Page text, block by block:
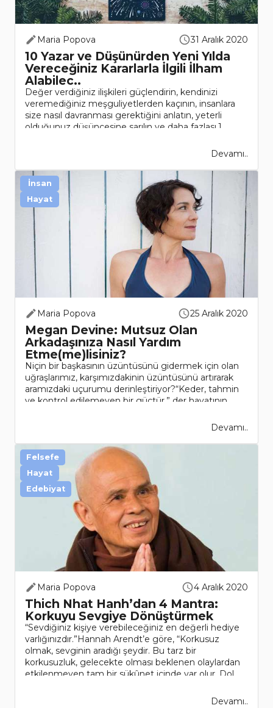
Maria Popova 31 Aralık 2020
10 Yazar ve Düşünürden Yeni Yılda
Vereceğiniz Kararlarla İlgili İlham
Alabilec..
Değer verdiğiniz ilişkileri güçlendirin, kendinizi
veremediğiniz meşguliyetlerden kaçının, insanlara
size nasıl davranması gerektiğini anlatın, yeterli
olduğunuz düşüncesine sarılın ve daha fazlası.1
Devamı..
Maria Popova 25 Aralık 2020
Megan Devine: Mutsuz Olan
Arkadaşınıza Nasıl Yardım
Etme(me)lisiniz?
Niçin bir başkasının üzüntüsünü gidermek için olan
uğraşlarımız, karşımızdakinin üzüntüsünü artırarak
aramızdaki uçurumu derinleştiriyor?“Keder, tahmin
ve kontrol edilemeyen bir güçtür,” der hayatının
Devamı..
İnsan
Hayat
Maria Popova 4 Aralık 2020
Thich Nhat Hanh’dan 4 Mantra:
Korkuyu Sevgiye Dönüştürmek
“Sevdiğiniz kişiye verebileceğiniz en değerli hediye
varlığınızdır.”Hannah Arendt’e göre, “Korkusuz
olmak, sevginin aradığı şeydir. Bu tarz bir
korkusuzluk, gelecekte olması beklenen olaylardan
etkilenmeyen tam bir sükûnet içinde var olur. Dol..
Devamı..
Felsefe
Hayat
Edebiyat